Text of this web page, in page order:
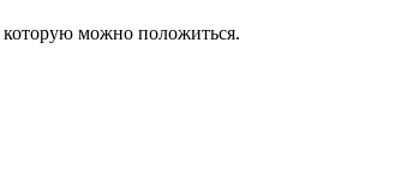
можно положиться.